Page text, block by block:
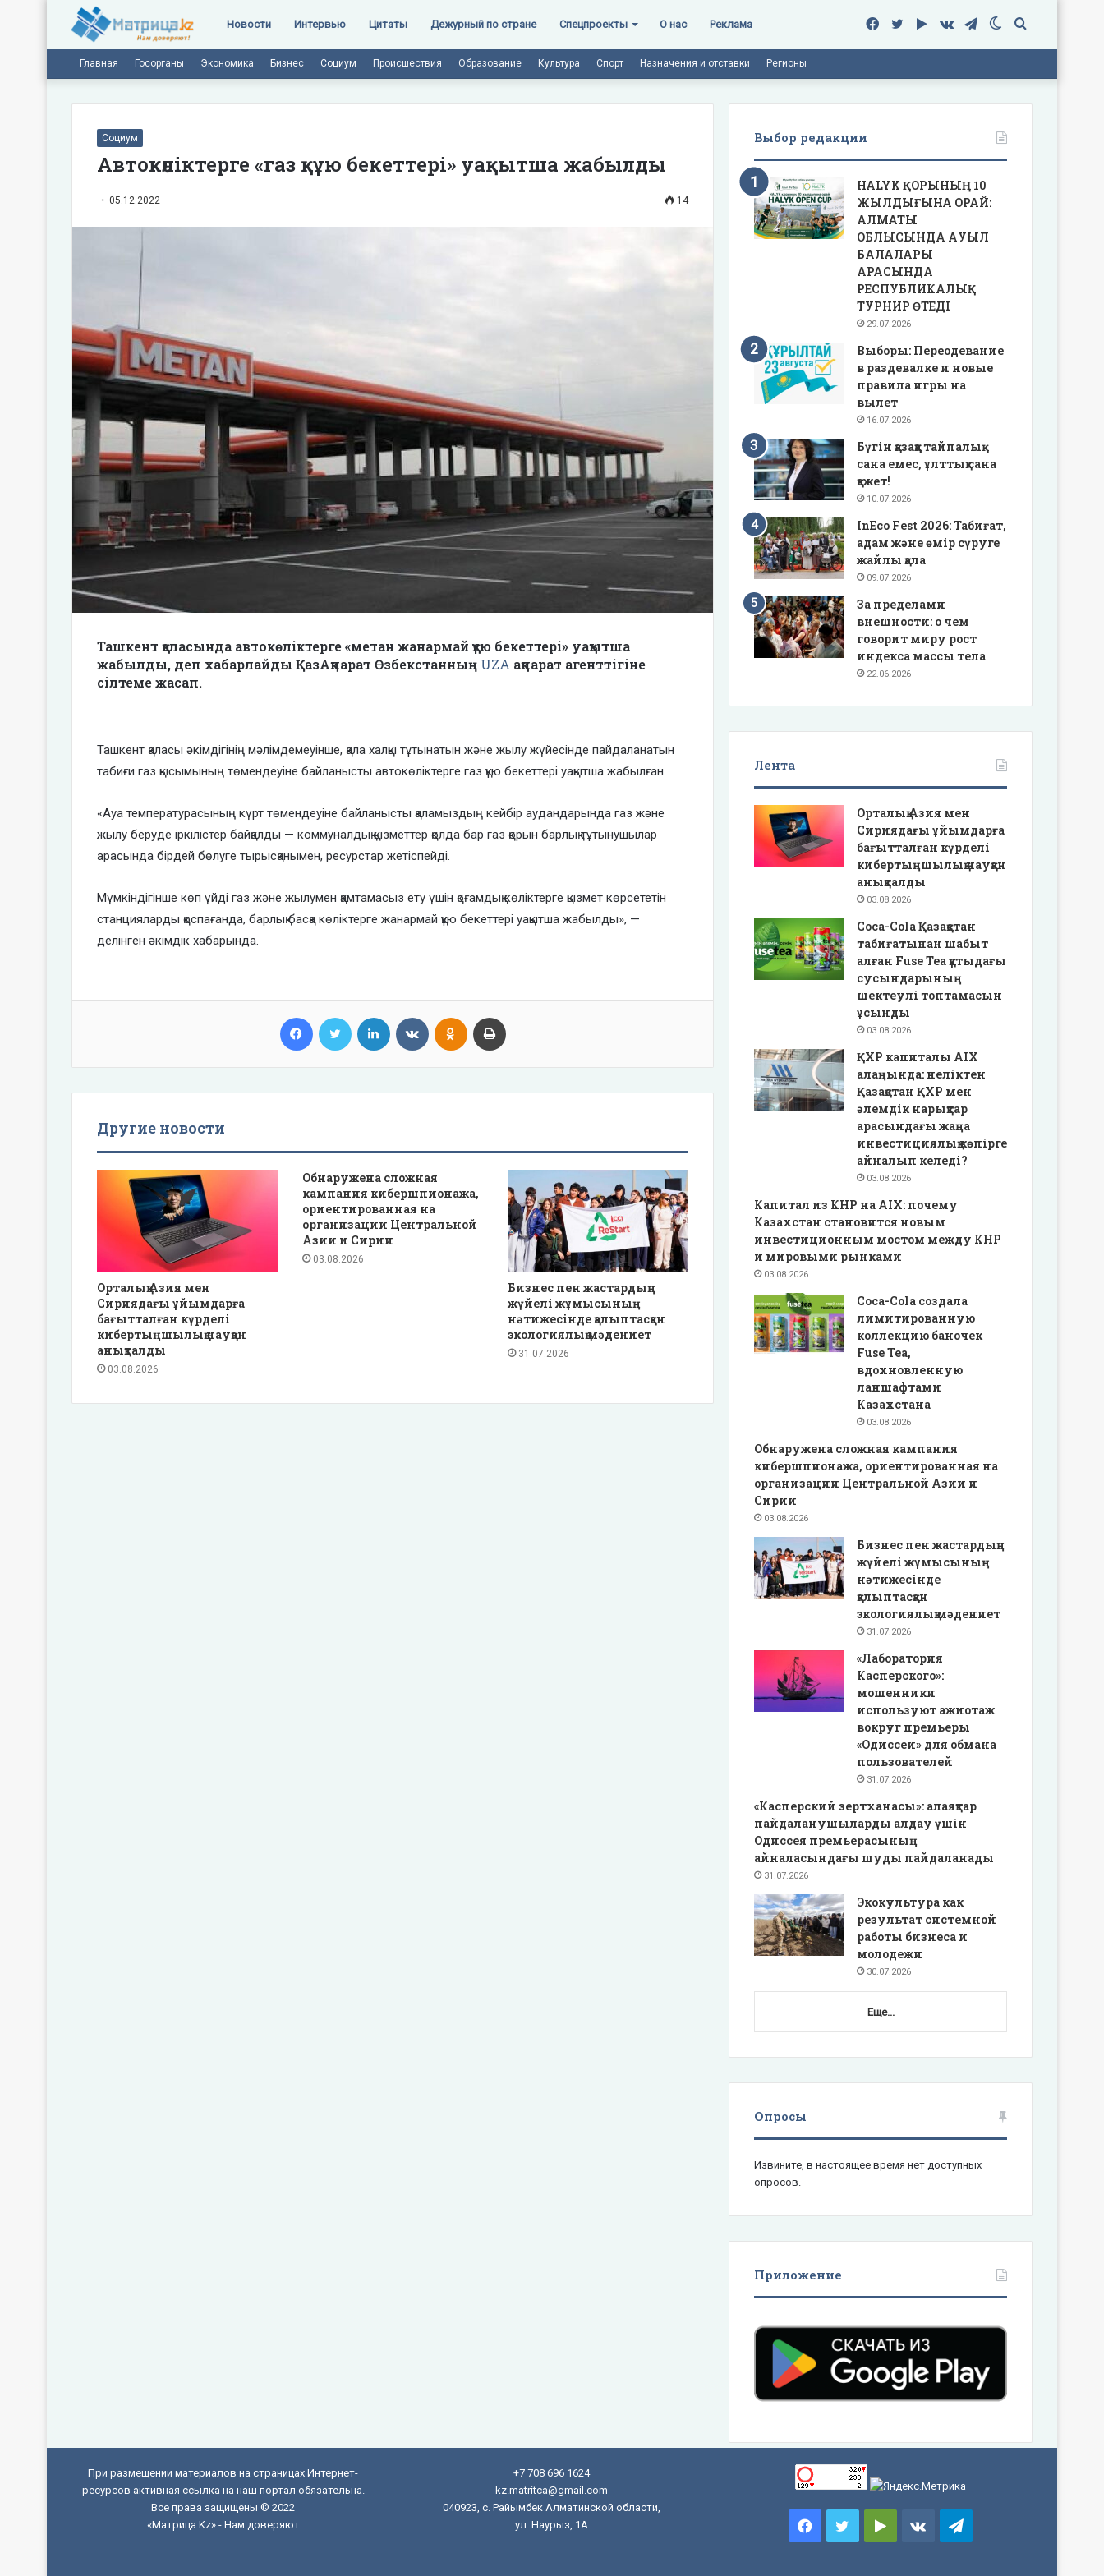
Новости Интервью Цитаты Дежурный по стране Спецпроекты О нас Реклама Поиск
Switch
Telegram
vk.com
Google
Twitter
Facebook
Главная Госорганы Экономика Бизнес Социум Происшествия Образование Культура Спорт Назначения и отставки Регионы
Социум
Автокөліктерге «газ құю бекеттері» уақытша жабылды
05.12.2022 14
Ташкент қаласында автокөліктерге «метан жанармай құю бекеттері» уақытша
жабылды, деп хабарлайды ҚазАқпарат Өзбекстанның UZA ақпарат агенттігіне
сілтеме жасап.
Ташкент қаласы әкімдігінің мәлімдемеуінше, қала халқы тұтынатын және жылу жүйесінде пайдаланатын
табиғи газ қысымының төмендеуіне байланысты автокөліктерге газ құю бекеттері уақытша жабылған.
«Ауа температурасының күрт төмендеуіне байланысты қаламыздың кейбір аудандарында газ және
жылу беруде іркілістер байқалды — коммуналдық қызметтер қолда бар газ қорын барлық тұтынушылар
арасында бірдей бөлуге тырысқанымен, ресурстар жетіспейді.
Мүмкіндігінше көп үйді газ және жылумен қамтамасыз ету үшін қоғамдық көліктерге қызмет көрсететін
станцияларды қоспағанда, барлық басқа көліктерге жанармай құю бекеттері уақытша жабылды», —
делінген әкімдік хабарында.
Facebook Twitter LinkedIn VKontakteOdnoklassniki
Другие новости
Орталық Азия мен
Сириядағы ұйымдарға
бағытталған күрделі
кибертыңшылық науқан
анықталды
03.08.2026
Обнаружена сложная
кампания кибершпионажа,
ориентированная на
организации Центральной
Азии и Сирии
03.08.2026
Бизнес пен жастардың
жүйелі жұмысының
нәтижесінде қалыптасқан
экологиялық мәдениет
31.07.2026
Выбор редакции
HALYK ҚОРЫНЫҢ 10
ЖЫЛДЫҒЫНА ОРАЙ:
АЛМАТЫ
ОБЛЫСЫНДА АУЫЛ
БАЛАЛАРЫ
АРАСЫНДА
РЕСПУБЛИКАЛЫҚ
ТУРНИР ӨТЕДІ
29.07.2026
Выборы: Переодевание
в раздевалке и новые
правила игры на
вылет
16.07.2026
Бүгін қазаққа тайпалық
сана емес, ұлттық сана
қажет!
10.07.2026
InEco Fest 2026: Табиғат,
адам және өмір сүруге
жайлы қала
09.07.2026
За пределами
внешности: о чем
говорит миру рост
индекса массы тела
22.06.2026
Лента
Орталық Азия мен
Сириядағы ұйымдарға
бағытталған күрделі
кибертыңшылық науқан
анықталды
03.08.2026
Coca-Cola Қазақстан
табиғатынан шабыт
алған Fuse Tea құтыдағы
сусындарының
шектеулі топтамасын
ұсынды
03.08.2026
ҚХР капиталы AIX
алаңында: неліктен
Қазақстан ҚХР мен
әлемдік нарықтар
арасындағы жаңа
инвестициялық көпірге
айналып келеді?
03.08.2026
Капитал из КНР на AIX: почему
Казахстан становится новым
инвестиционным мостом между КНР
и мировыми рынками
03.08.2026
Coca-Cola создала
лимитированную
коллекцию баночек
Fuse Tea,
вдохновленную
ланшафтами
Казахстана
03.08.2026
Обнаружена сложная кампания
кибершпионажа, ориентированная на
организации Центральной Азии и
Сирии
03.08.2026
Бизнес пен жастардың
жүйелі жұмысының
нәтижесінде
қалыптасқан
экологиялық мәдениет
31.07.2026
«Лаборатория
Касперского»:
мошенники
используют ажиотаж
вокруг премьеры
«Одиссеи» для обмана
пользователей
31.07.2026
«Касперский зертханасы»: алаяқтар
пайдаланушыларды алдау үшін
Одиссея премьерасының
айналасындағы шуды пайдаланады
31.07.2026
Экокультура как
результат системной
работы бизнеса и
молодежи
30.07.2026
Еще...
Опросы
Извините, в настоящее время нет доступных
опросов.
Приложение
При размещении материалов на страницах Интернет-
ресурсов активная ссылка на наш портал обязательна.
Все права защищены © 2022
«Матрица.Kz» - Нам доверяют
+7 708 696 1624
kz.matritca@gmail.com
040923, с. Райымбек Алматинской области,
ул. Наурыз, 1А
FacebookTwitterGooglevk.comTelegram